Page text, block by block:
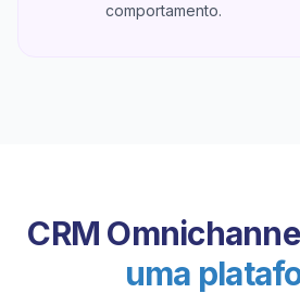
comportamento.
CRM
uma